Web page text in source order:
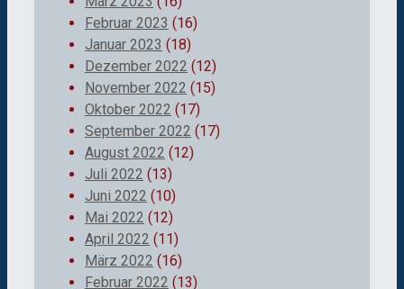
Februar 2023 (16)
Januar 2023 (18)
Dezember 2022 (12)
November 2022 (15)
Oktober 2022 (17)
September 2022 (17)
August 2022 (12)
Juli 2022 (13)
Juni 2022 (10)
Mai 2022 (12)
April 2022 (11)
März 2022 (16)
Februar 2022 (13)